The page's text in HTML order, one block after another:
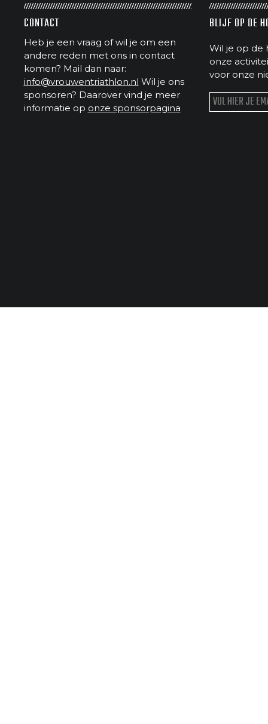
CONTACT
Heb je een vraag of wil je om een
andere reden met ons in contact
komen? Mail dan naar:
info@vrouwentriathlon.nl Wil je ons
sponsoren? Daarover vind je meer
informatie op onze sponsorpagina
BLIJF OP DE
Wil je op de
onze
voor onze